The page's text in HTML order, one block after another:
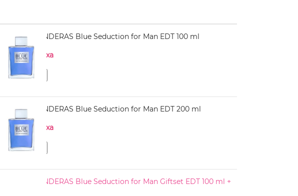
ANTONIO BANDERAS Blue Seduction for Man EDT 100 ml
Нема на залиха
ANTONIO BANDERAS Blue Seduction for Man EDT 200 ml
Нема на залиха
ANTONIO BANDERAS Blue Seduction for Man Giftset EDT 100 ml +